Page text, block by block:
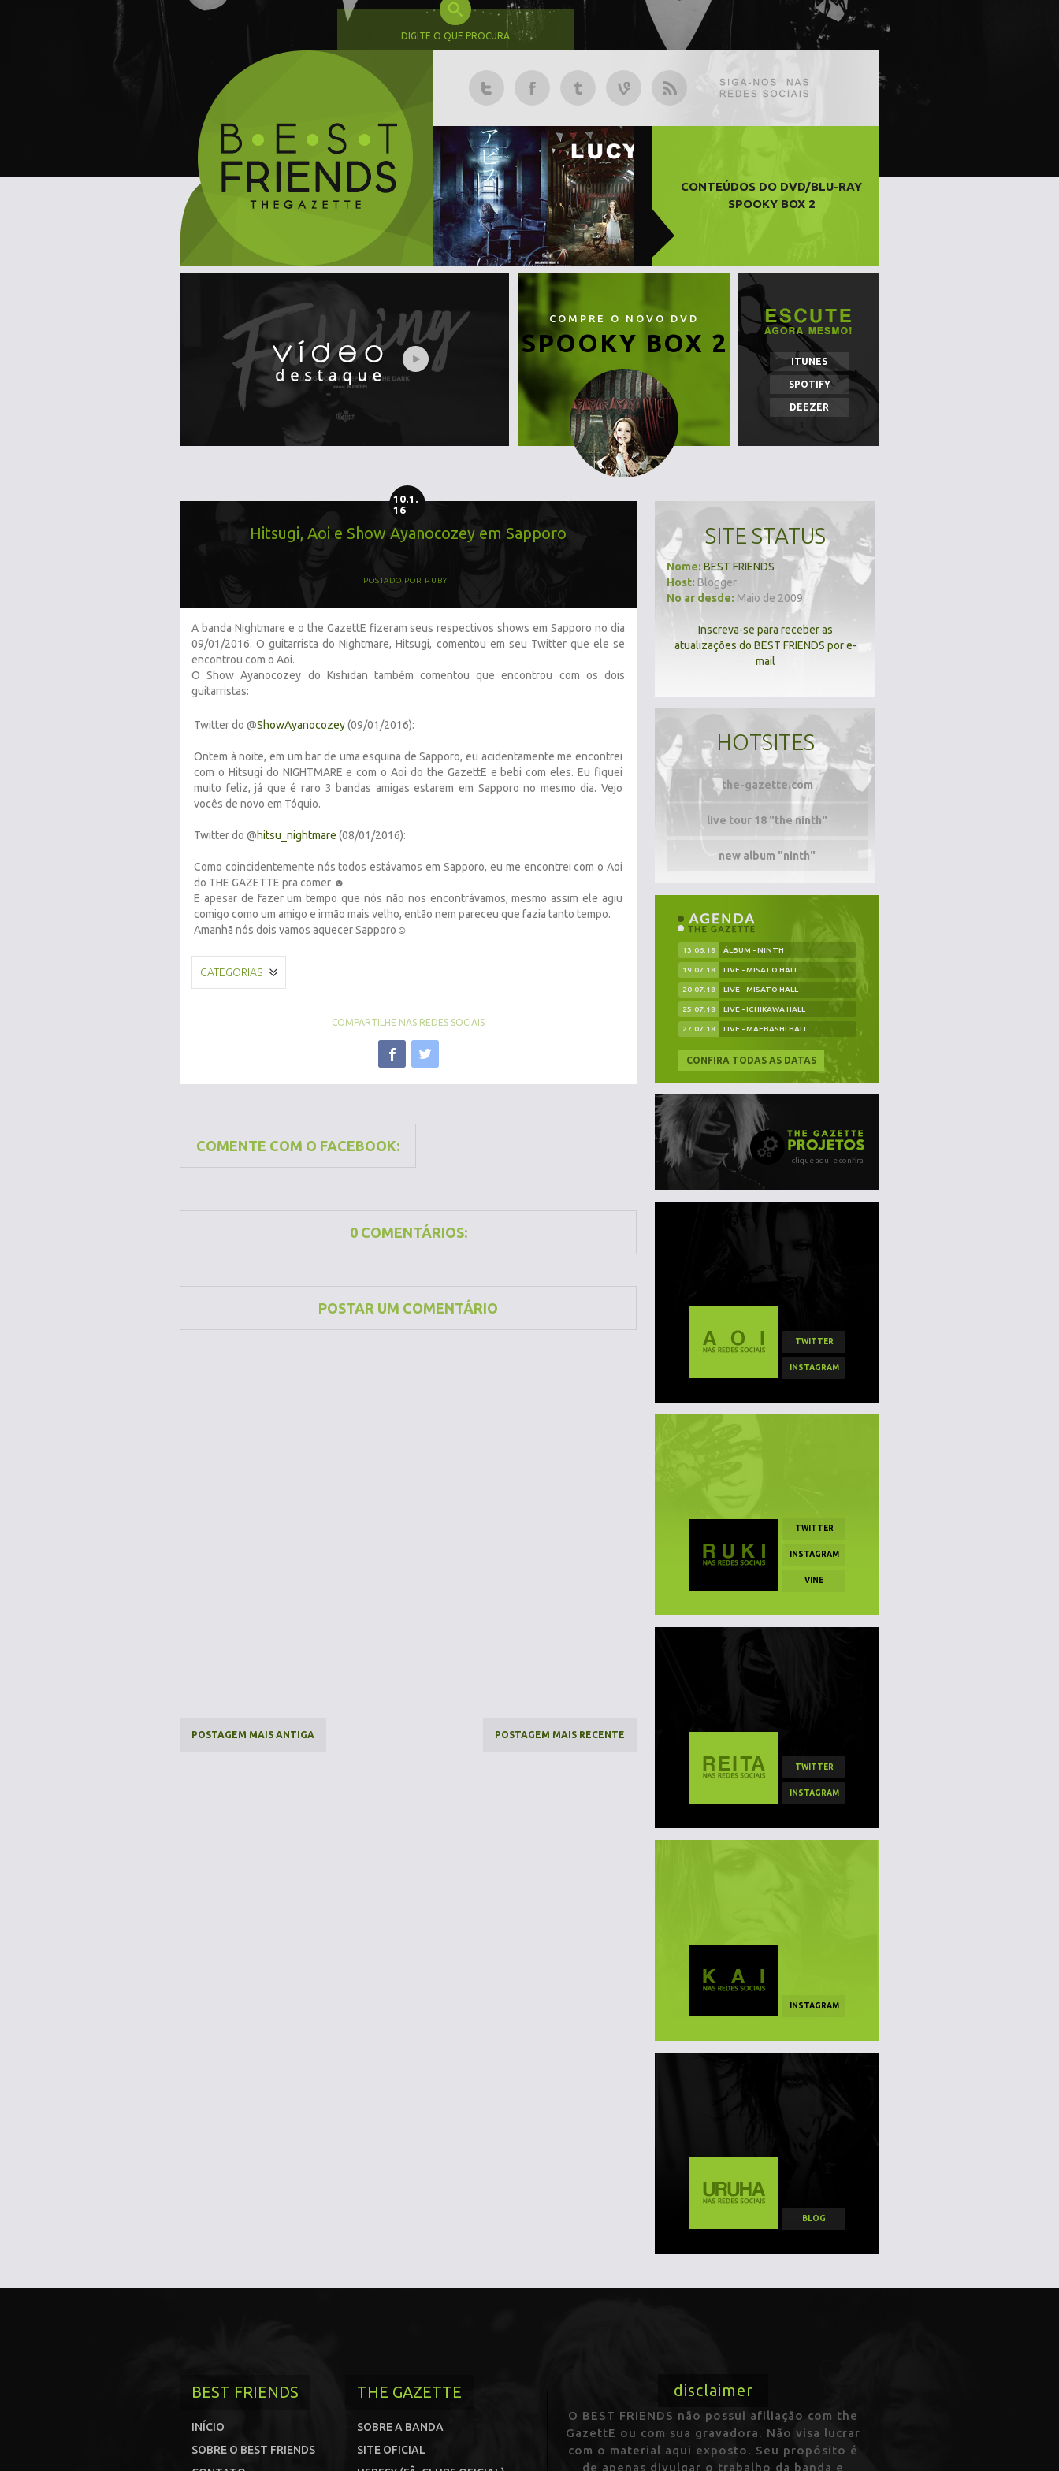
DIGITE O QUE PROCURA
CONTEÚDOS DO DVD/BLU-RAY
SPOOKY BOX 2
COMPRE O NOVO DVD
SPOOKY BOX 2
ITUNES
SPOTIFY
DEEZER
10.1.
16
Hitsugi, Aoi e Show Ayanocozey em Sapporo
POSTADO POR RUBY
A banda Nightmare e o the GazettE fizeram seus respectivos shows em Sapporo no dia
09/01/2016. O guitarrista do Nightmare, Hitsugi, comentou em seu Twitter que ele se
encontrou com o Aoi.
O Show Ayanocozey do Kishidan também comentou que encontrou com os dois
guitarristas:
Twitter do @ShowAyanocozey(09/01/2016):
Ontem à noite, em um bar de uma esquina de Sapporo, eu acidentamente me encontrei
com o Hitsugi do NIGHTMARE e com o Aoi do the GazettE e bebi com eles. Eu fiquei
muito feliz, já que é raro 3 bandas amigas estarem em Sapporo no mesmo dia. Vejo
vocês de novo em Tóquio.
Twitter do @hitsu_nightmare (08/01/2016):
Como coincidentemente nós todos estávamos em Sapporo, eu me encontrei com o Aoi
do THE GAZETTE pra comer ☻
E apesar de fazer um tempo que nós não nos encontrávamos, mesmo assim ele agiu
comigo como um amigo e irmão mais velho, então nem pareceu que fazia tanto tempo.
Amanhã nós dois vamos aquecer Sapporo☺︎
CATEGORIAS
COMPARTILHE NAS REDES SOCIAIS
COMENTE COM O FACEBOOK:
0 COMENTÁRIOS:
POSTAR UM COMENTÁRIO
POSTAGEM MAIS RECENTE
POSTAGEM MAIS ANTIGA
SITE STATUS
Nome: BEST FRIENDS
Host: Blogger
No ar desde: Maio de 2009
Inscreva-se para receber as
atualizações do BEST FRIENDS por e-
mail
HOTSITES
the-gazette.com
live tour 18 "the ninth"
new album "ninth"
13.06.18 ÁLBUM - NINTH
19.07.18 LIVE - MISATO HALL
20.07.18 LIVE - MISATO HALL
25.07.18 LIVE - ICHIKAWA HALL
27.07.18 LIVE - MAEBASHI HALL
CONFIRA TODAS AS DATAS
clique aqui e confira
TWITTER
INSTAGRAM
TWITTER
INSTAGRAM
VINE
TWITTER
INSTAGRAM
INSTAGRAM
BLOG
BEST FRIENDS
INÍCIO
SOBRE O BEST FRIENDS
THE GAZETTE
SOBRE A BANDA
SITE OFICIAL
disclaimer
O BEST FRIENDS não possui afiliação com the
GazettE ou com sua gravadora. Não visa lucrar
com o material aqui exposto. Seu propósito é
de apenas divulgar o trabalho da banda e